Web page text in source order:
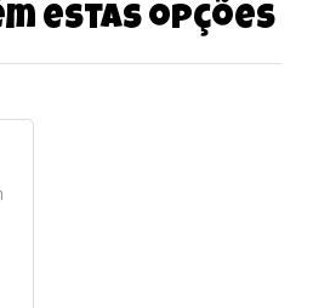
estas opções